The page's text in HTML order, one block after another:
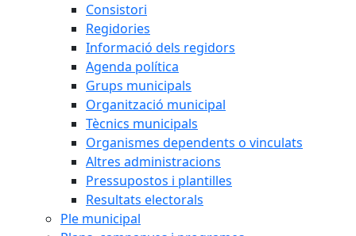
Consistori
Regidories
Informació dels regidors
Agenda política
Grups municipals
Organització municipal
Tècnics municipals
Organismes dependents o vinculats
Altres administracions
Pressupostos i plantilles
Resultats electorals
Ple municipal